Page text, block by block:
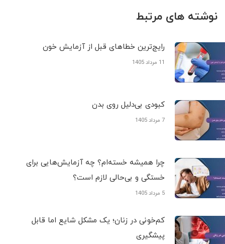
نوشته های مرتبط
رایج‌ترین خطاهای قبل از آزمایش خون
11 مرداد 1405
کبودی‌ بی‌دلیل روی بدن
7 مرداد 1405
چرا همیشه خسته‌ام؟ چه آزمایش‌هایی برای
خستگی و بی‌حالی لازم است؟
5 مرداد 1405
کم‌خونی در زنان؛ یک مشکل شایع اما قابل
پیشگیری